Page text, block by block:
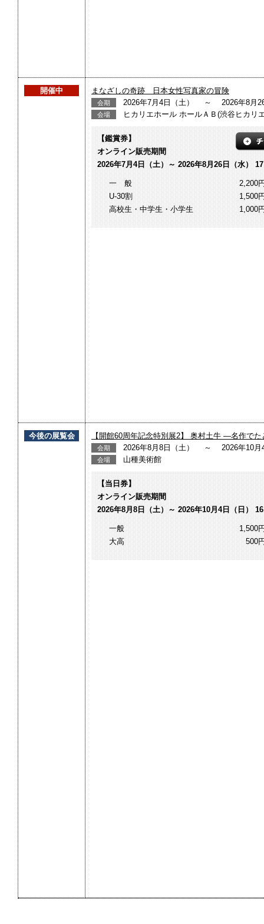
開催中 まなざしの奇跡 日本女性写真家の冒険
会期 2026年7月4日（土） ～ 2026年8月
会場 ヒカリエホール ホールＡＢ(渋谷ヒカリ
【鑑賞券】
オンライン販売期間
2026年7月4日（土）～ 2026年8月26日（水）
一 般
2,200
U-30割
1,500
高校生・中学生・小学生
1,000
今後の展覧会 【開館60周年記念特別展2】 奥村土牛 ―名作で
会期 2026年8月8日（土） ～ 2026年10月
会場 山種美術館
【当日券】
オンライン販売期間
2026年8月8日（土）～ 2026年10月4日（日）
一般
1,500
大高
500